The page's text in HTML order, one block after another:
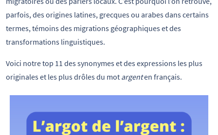
parfois, des origines latines, grecques ou arabes dans certains
termes, témoins des migrations géographiques et des
transformations linguistiques.
Voici notre top 11 des synonymes et des expressions les plus
originales et les plus drôles du mot argenten français.